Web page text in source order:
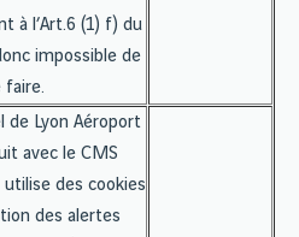
à l’Art.6 (1) f) du
impossible de
faire.
de Lyon Aéroport
avec le CMS
utilise des cookies
des alertes